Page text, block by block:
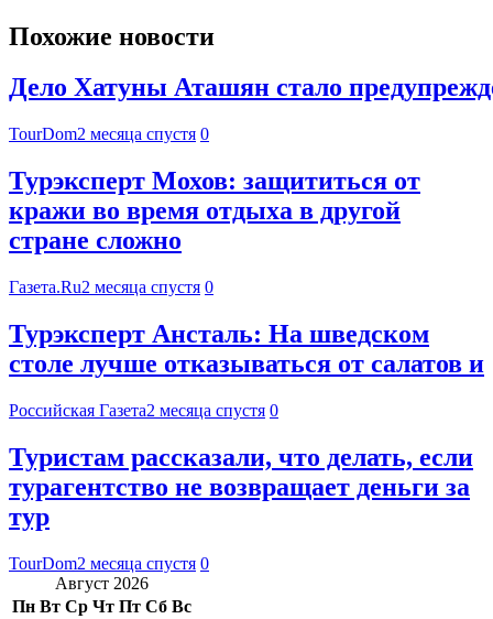
Похожие новости
Дело Хатуны Аташян стало
TourDom2 месяца спустя 0
Турэксперт Мохов: защититься от
кражи во время отдыха в другой
стране сложно
Газета.Ru2 месяца спустя 0
Турэксперт Ансталь: На шведском
столе лучше отказываться от салатов и
Российская Газета2 месяца спустя 0
Туристам рассказали, что делать, если
турагентство не возвращает деньги за
тур
TourDom2 месяца спустя 0
Август 2026
Пн Вт Ср Чт Пт Сб Вс